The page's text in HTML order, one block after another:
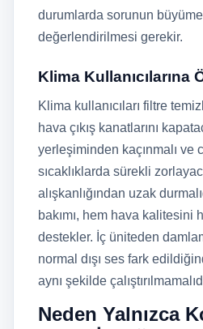
durumlarda sorunun
değerlendirilmesi gerekir.
Klima Kullanıcılarına
Klima kullanıcıları filtre
hava çıkış kanatlarını
yerleşiminden kaçınmalı ve
sıcaklıklarda sürekli
alışkanlığından uzak
bakımı, hem hava kalitesini
destekler. İç üniteden
normal dışı ses fark
aynı şekilde
Neden Yalnızca